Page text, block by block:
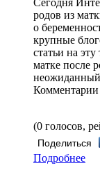
Сегодня
родов из
о
крупные
статьи на
матке после
Комментарии
(0 голосов,
Поделиться
Подробнее